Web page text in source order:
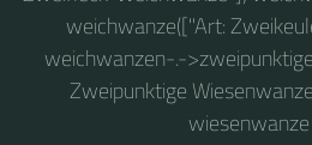
weichwanze(["Art:
weichwanzen-.-
Zweipunktige